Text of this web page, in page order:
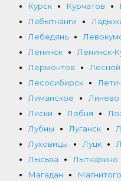
Курск
Курчатов
Лабытнанги
Лебедянь
Ленинск
Ленинск-
Лермонтов
Лесной
Лесосибирск
Лиманское
Линево
Лиски
Лобня
Лубны
Луганск
Луховицы
Луцк
Лысьва
Лыткарино
Магадан